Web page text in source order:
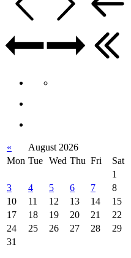
« August 2026
Mon Tue Wed Thu Fri Sat
1
3
4 5 6 7 8
10
11 12 13 14 15
17
18 19 20 21 22
24
25 26 27 28 29
31